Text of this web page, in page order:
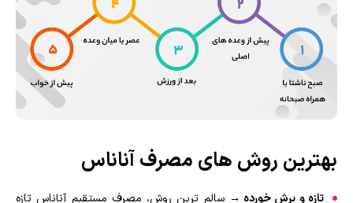
بهترین روش های مصرف آناناس
تازه و برش خورده → سالم ترین روش، مصرف مستقیم آناناس تازه